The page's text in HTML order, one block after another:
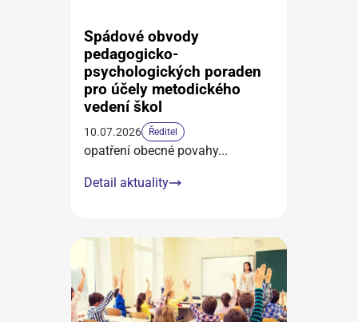
Spádové obvody
pedagogicko-
psychologických poraden
pro účely metodického
vedení škol
10.07.2026 Ředitel
opatření obecné povahy...
Detail aktuality